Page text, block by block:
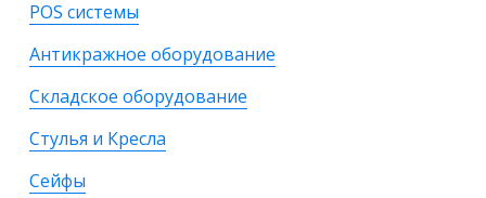
POS системы
Антикражное оборудование
Складское оборудование
Стулья и Кресла
Сейфы